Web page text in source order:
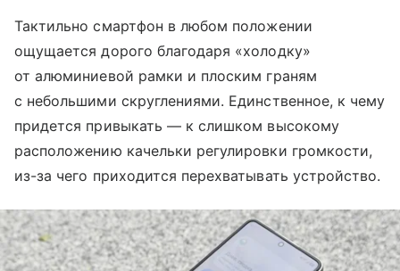
Тактильно смартфон в любом положении
ощущается дорого благодаря «холодку»
от алюминиевой рамки и плоским граням
с небольшими скруглениями. Единственное, к чему
придется привыкать — к слишком высокому
расположению качельки регулировки громкости,
из-за чего приходится перехватывать устройство.